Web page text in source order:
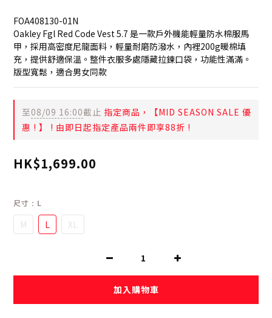
FOA408130-01N
Oakley Fgl Red Code Vest 5.7 是一款戶外機能輕量防水棉服馬
甲，採用高密度尼龍面料，輕量耐磨防潑水，內裡200g暖棉填
充，提供舒適保溫。整件衣服多處隱藏拉鍊口袋，功能性滿滿。
版型寬鬆，適合男女同款
至08/09 16:00截止 指定商品，【MID SEASON SALE 優
惠 ! 】 ! 由即日起指定產品兩件即享88折 !
HK$1,699.00
尺寸 : L
M L XL
加入購物車